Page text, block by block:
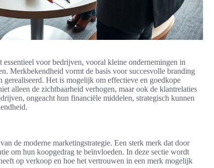
voor bedrijven, vooral kleine ondernemingen in
Merkbekendheid vormt de basis voor succesvolle branding
gerealiseerd. Het is mogelijk om effectieve en goedkope
alleen de zichtbaarheid verhogen, maar ook de klantrelaties
ongeacht hun financiële middelen, strategisch kunnen
de moderne marketingstrategie. Een sterk merk dat door
om hun koopgedrag te beïnvloeden. In deze sectie wordt
op verkoop en hoe het vertrouwen in een merk mogelijk